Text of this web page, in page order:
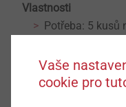
Vlastnosti
Potřeba: 5 kusů
prvku
Talíř libovolně
Vaše
cookie pro